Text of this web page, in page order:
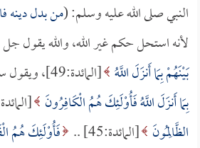
النبي صلى الله عليه وسلم: (من بدل دينه
لأنه استحل حكم غير الله، والله يقول
بَيْنَهُمْ بِمَا أَنزَلَ اللَّهُ [المائدة:49]، ويقول سبحانه:
بِمَا أَنزَلَ اللَّهُ فَأُوْلَئِكَ هُمُ الْكَافِرُونَ
الظَّالِمُونَ [المائدة:45] .. فَأُوْلَئِكَ هُمُ